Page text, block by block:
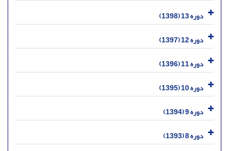
دوره 13 (1398)
دوره 12 (1397)
دوره 11 (1396)
دوره 10 (1395)
دوره 9 (1394)
دوره 8 (1393)